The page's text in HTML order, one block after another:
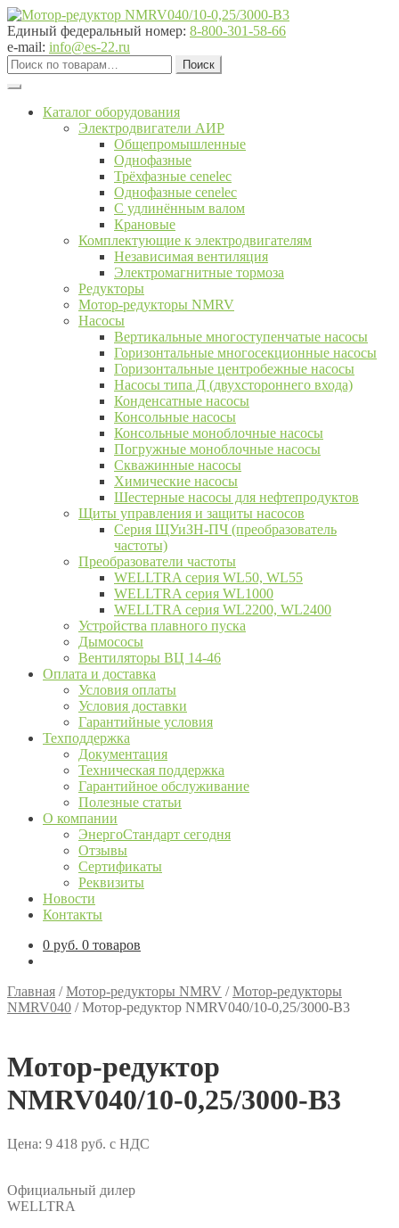
Перейти
к
навигации
Перейти
к
содержимому
Единый федеральный номер: 8-800-301-58-66
e-mail: info@es-22.ru
Искать:
Поиск
Каталог оборудования
Электродвигатели АИР
Общепромышленные
Однофазные
Трёхфазные cenelec
Однофазные cenelec
С удлинённым валом
Крановые
Комплектующие к электродвигателям
Независимая вентиляция
Электромагнитные тормоза
Редукторы
Мотор-редукторы NMRV
Насосы
Вертикальные многоступенчатые насосы
Горизонтальные многосекционные насосы
Горизонтальные центробежные насосы
Насосы типа Д (двухстороннего входа)
Конденсатные насосы
Консольные насосы
Консольные моноблочные насосы
Погружные моноблочные насосы
Скважинные насосы
Химические насосы
Шестерные насосы для нефтепродуктов
Щиты управления и защиты насосов
Серия ЩУиЗН-ПЧ (преобразователь
частоты)
Преобразователи частоты
WELLTRA cерия WL50, WL55
WELLTRA cерия WL1000
WELLTRA серия WL2200, WL2400
Устройства плавного пуска
Дымососы
Вентиляторы ВЦ 14-46
Оплата и доставка
Условия оплаты
Условия доставки
Гарантийные условия
Техподдержка
Документация
Техническая поддержка
Гарантийное обслуживание
Полезные статьи
О компании
ЭнергоСтандарт сегодня
Отзывы
Сертификаты
Реквизиты
Новости
Контакты
0 руб. 0 товаров
Главная /Мотор-редукторы NMRV /Мотор-редукторы
NMRV040 /Мотор-редуктор NMRV040/10-0,25/3000-B3
Мотор-редуктор
NMRV040/10-0,25/3000-B3
Цена: 9 418 руб. с НДС
Официальный дилер
WELLTRA